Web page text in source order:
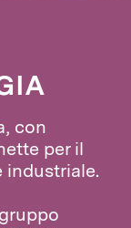
con
per il
industriale.